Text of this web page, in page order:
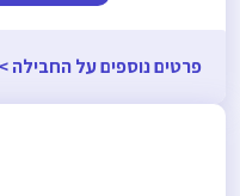
פרטים נוספים על החבילה >